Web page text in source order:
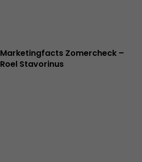
Marketingfacts Zomercheck –
Roel Stavorinus